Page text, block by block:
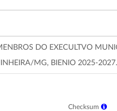
DO EXECULTVO
MG, BIENIO 2025-2027.
Checksum